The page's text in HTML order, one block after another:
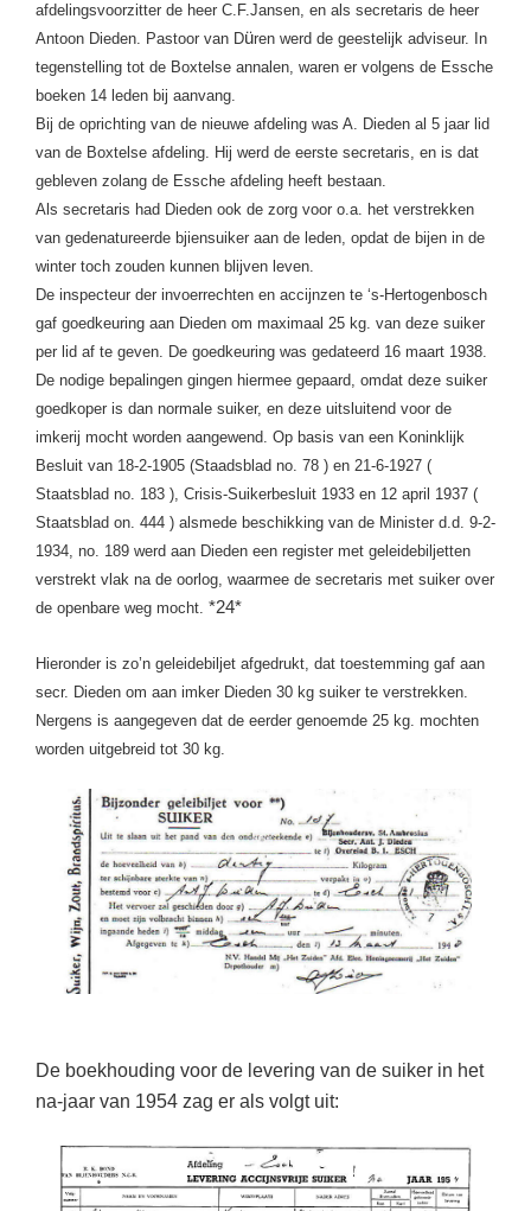
afdelingsvoorzitter de heer C.F.Jansen, en als secretaris de heer
Antoon Dieden. Pastoor van Düren werd de geestelijk adviseur. In
tegenstelling tot de Boxtelse annalen, waren er volgens de Essche
boeken 14 leden bij aanvang.
Bij de oprichting van de nieuwe afdeling was A. Dieden al 5 jaar lid
van de Boxtelse afdeling. Hij werd de eerste secretaris, en is dat
gebleven zolang de Essche afdeling heeft bestaan.
Als secretaris had Dieden ook de zorg voor o.a. het verstrekken
van gedenatureerde bjiensuiker aan de leden, opdat de bijen in de
winter toch zouden kunnen blijven leven.
De inspecteur der invoerrechten en accijnzen te ‘s-Hertogenbosch
gaf goedkeuring aan Dieden om maximaal 25 kg. van deze suiker
per lid af te geven. De goedkeuring was gedateerd 16 maart 1938.
De nodige bepalingen gingen hiermee gepaard, omdat deze suiker
goedkoper is dan normale suiker, en deze uitsluitend voor de
imkerij mocht worden aangewend. Op basis van een Koninklijk
Besluit van 18-2-1905 (Staadsblad no. 78 ) en 21-6-1927 (
Staatsblad no. 183 ), Crisis-Suikerbesluit 1933 en 12 april 1937 (
Staatsblad on. 444 ) alsmede beschikking van de Minister d.d. 9-2-
1934, no. 189 werd aan Dieden een register met geleidebiljetten
verstrekt vlak na de oorlog, waarmee de secretaris met suiker over
de openbare weg mocht. *24*
Hieronder is zo’n geleidebiljet afgedrukt, dat toestemming gaf aan
secr. Dieden om aan imker Dieden 30 kg suiker te verstrekken.
Nergens is aangegeven dat de eerder genoemde 25 kg. mochten
worden uitgebreid tot 30 kg.
De boekhouding voor de levering van de suiker in het
na-jaar van 1954 zag er als volgt uit: